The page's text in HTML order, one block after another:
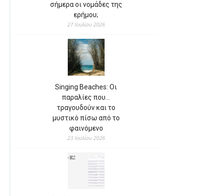
σήμερα οι νομάδες της
ερήμου;
27 Ιουλίου 2026
Singing Beaches: Οι
παραλίες που…
τραγουδούν και το
μυστικό πίσω από το
φαινόμενο
23 Ιουλίου 2026